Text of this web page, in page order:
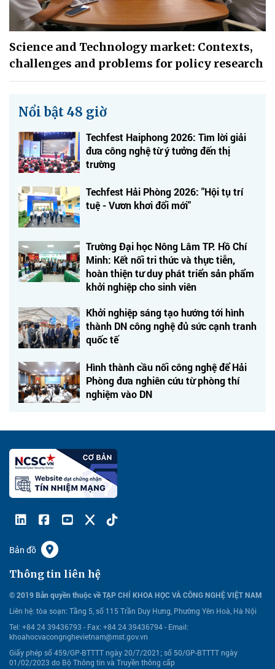
Science and Technology market: Contexts,
challenges and problems for policy research
Nổi bật 48 giờ
Techfest Haiphong 2026: Tìm lời giải
đưa công nghệ từ ý tưởng đến thị
trường
Techfest Hải Phòng 2026: "Hội tụ trí
tuệ - Vươn khơi đổi mới"
Trường Đại học Nông Lâm TP. Hồ Chí
Minh: Kết nối tri thức và thực tiễn,
hoàn thiện tư duy phát triển sản phẩm
khởi nghiệp cho sinh viên
Khởi nghiệp sáng tạo hướng tới hình
thành DN công nghệ đủ sức cạnh tranh
quốc tế
Hình thành cầu nối công nghệ để Hải
Phòng đưa nghiên cứu từ phòng thí
nghiệm vào DN
Bản đồ
Thông tin liên hệ
© 2019 Bản quyền thuộc về TẠP CHÍ KHOA HỌC VÀ CÔNG NGHỆ VIỆT NAM
Liên hệ: tòa soạn: Tầng 5, số 115 Trần Duy Hưng, Phường Yên Hoà, Hà Nội
Tel: +84 24 39436793 - Fax: +84 24 39436794 - Email:
khoahocvacongnghevietnam@mst.gov.vn
Giấy phép số 459/GP-BTTTT ngày 20/7/2021; số 50/GP-BTTTT ngày
01/02/2023 do Bộ Thông tin và Truyền thông cấp